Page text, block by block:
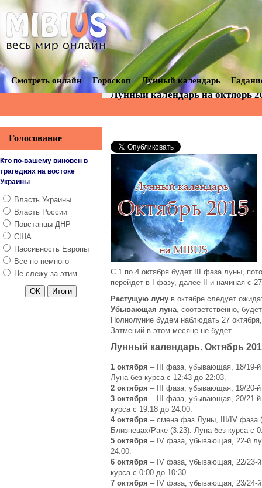
Смотреть онлайн Гороскоп Лунный календарь
Лунный календарь на октябрь
С 1 по 4 октября будет III фаза луны,
перейдет в I фазу, далее II и начиная с
Растущую луну в октябре следует
Убывающая луна, соответственно,
Полнолуние будем наблюдать 27
Затмений в этом месяце не будет.
Лунный календарь. Октябрь
1 октября – III фаза, убывающая, 18/19-й
Луна без курса с 12:43 до 22:03.
2 октября – III фаза, убывающая, 19/20-
3 октября – III фаза, убывающая, 20/21-й
курса с 19:18 до 24:00.
4 октября – смена фаз Луны, III/IV фаза
Близнецах/Раке (3:23). Луна без курса с
5 октября – IV фаза, убывающая, 22-й
24:00.
6 октября – IV фаза, убывающая, 22/23-
курса с 0:00 до 10:30.
7 октября – IV фаза, убывающая, 23/24-
Голосование
Кто по-вашему виновен в
трагедиях на востоке
Украины
Власть Украины
Власть России
Повстанцы ДНР
США
Пассивность Европы
Все по-немного
Не слежу за этим